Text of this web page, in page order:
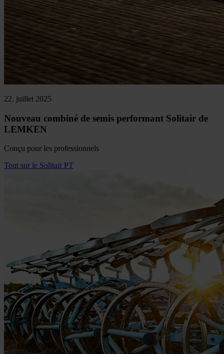
22. juillet 2025
Nouveau combiné de semis performant Solitair de
LEMKEN
Conçu pour les professionnels
Tout sur le Solitair PT